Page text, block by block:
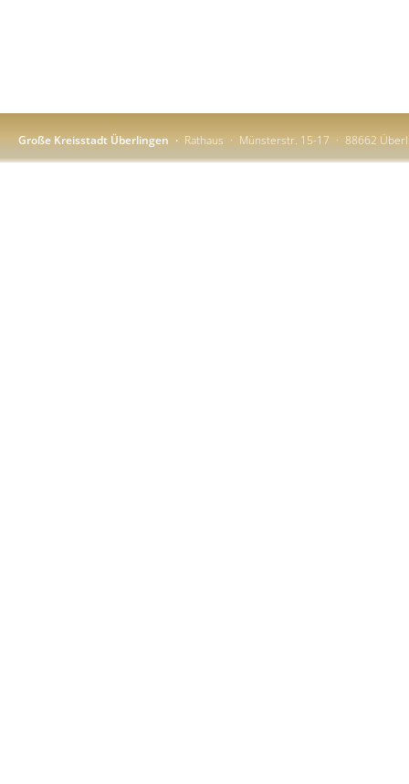
Große Kreisstadt Überlingen Rathaus Münsterstr. 15-17 88662